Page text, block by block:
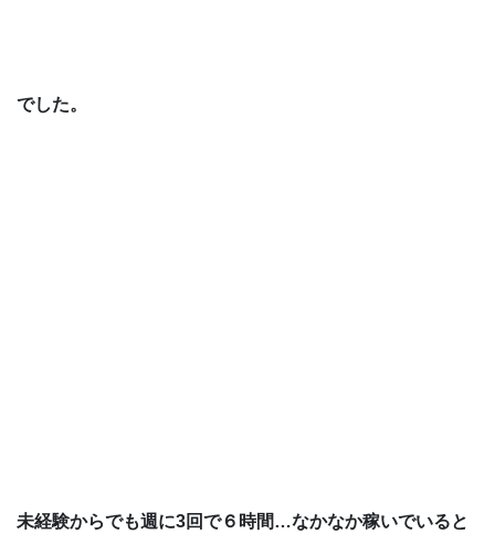
でした。
未経験からでも週に3回で６時間…なかなか稼いでいると